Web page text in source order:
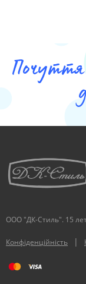
Почуття
ООО "ДК-Стиль". 15
Конфіденційність |